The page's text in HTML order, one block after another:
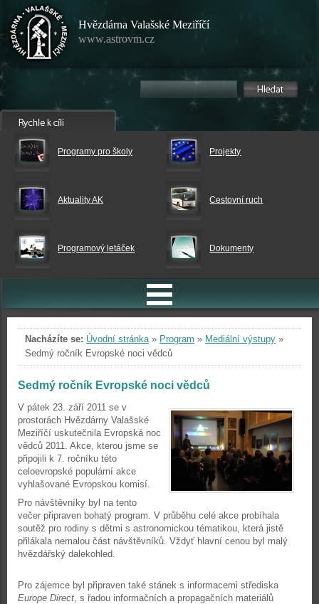
Hvězdárna Valašské Meziříčí
www.astrovm.cz
Programy pro školy Projekty
Aktuality AK Cestovní ruch
Programový letáček Dokumenty
Nacházíte se: Úvodní stránka» Program » Mediální výstupy »
Sedmý ročník Evropské noci vědců
Sedmý ročník Evropské noci vědců
V pátek 23. září 2011 se v
prostorách Hvězdárny Valašské
Meziříčí uskutečnila Evropská noc
vědců 2011. Akce, kterou jsme se
připojili k 7. ročníku této
celoevropské populární akce
vyhlašované Evropskou komisí.
Pro návštěvníky byl na tento
večer připraven bohatý program. V průběhu celé akce probíhala
soutěž pro rodiny s dětmi s astronomickou tématikou, která jistě
přilákala nemalou část návštěvníků. Vždyť hlavní cenou byl malý
hvězdářský dalekohled.
Pro zájemce byl připraven také stánek s informacemi střediska
Europe Direct, s řadou informačních a propagačních materiálů